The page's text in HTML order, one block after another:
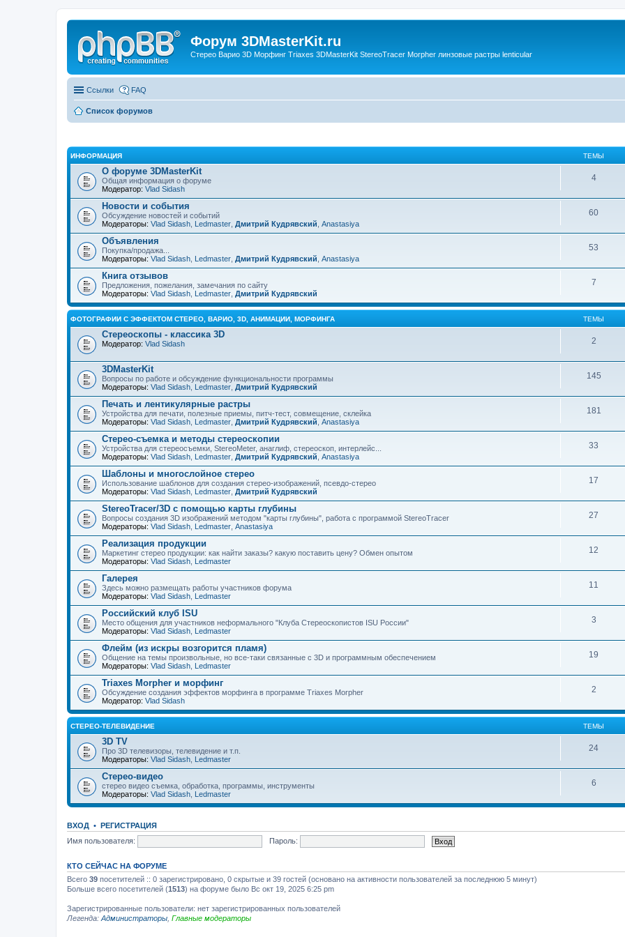
Форум 3DMasterKit.ru
Стерео Варио 3D Морфинг Triaxes 3DMasterKit StereoTracer Morpher линзовые растры lenticular
Ссылки FAQ
Список форумов
ИНФОРМАЦИЯ ТЕМЫ
О форуме 3DMasterKit
Общая информация о форуме
Модератор: Vlad Sidash
4
Новости и события
Обсуждение новостей и событий
Модераторы: Vlad Sidash Ledmaster Дмитрий Кудрявский Anastasiya
60
Объявления
Покупка/продажа...
Модераторы: Vlad Sidash Ledmaster Дмитрий Кудрявский Anastasiya
53
Книга отзывов
Предложения, пожелания, замечания по сайту
Модераторы: Vlad Sidash Ledmaster Дмитрий Кудрявский
7
ФОТОГРАФИИ С ЭФФЕКТОМ СТЕРЕО, ВАРИО, 3D, АНИМАЦИИ, МОРФИНГА ТЕМЫ
Стереоскопы - классика 3D
Модератор: Vlad Sidash 2
3DMasterKit
Вопросы по работе и обсуждение функциональности программы
Модераторы: Vlad Sidash Ledmaster Дмитрий Кудрявский
145
Печать и лентикулярные растры
Устройства для печати, полезные приемы, питч-тест, совмещение, склейка
Модераторы: Vlad Sidash Ledmaster Дмитрий Кудрявский Anastasiya
181
Стерео-съемка и методы стереоскопии
Устройства для стереосъемки, StereoMeter, анаглиф, стереоскоп, интерлейс...
Модераторы: Vlad Sidash Ledmaster Дмитрий Кудрявский Anastasiya
33
Шаблоны и многослойное стерео
Использование шаблонов для создания стерео-изображений, псевдо-стерео
Модераторы: Vlad Sidash Ledmaster Дмитрий Кудрявский
17
StereoTracer/3D с помощью карты глубины
Вопросы создания 3D изображений методом "карты глубины", работа с программой StereoTracer
Модераторы: Vlad Sidash Ledmaster Anastasiya
27
Реализация продукции
Маркетинг стерео продукции: как найти заказы? какую поставить цену? Обмен опытом
Модераторы: Vlad Sidash Ledmaster
12
Галерея
Здесь можно размещать работы участников форума
Модераторы: Vlad Sidash Ledmaster
11
Российский клуб ISU
Место общения для участников неформального "Клуба Стереоскопистов ISU России"
Модераторы: Vlad Sidash Ledmaster
3
Флейм (из искры возгорится пламя)
Общение на темы произвольные, но все-таки связанные с 3D и программным обеспечением
Модераторы: Vlad Sidash Ledmaster
19
Triaxes Morpher и морфинг
Обсуждение создания эффектов морфинга в программе Triaxes Morpher
Модератор: Vlad Sidash
2
СТЕРЕО-ТЕЛЕВИДЕНИЕ ТЕМЫ
3D TV
Про 3D телевизоры, телевидение и т.п.
Модераторы: Vlad Sidash Ledmaster
24
Стерео-видео
стерео видео съемка, обработка, программы, инструменты
Модераторы: Vlad Sidash Ledmaster
6
ВХОД • РЕГИСТРАЦИЯ
Имя пользователя:
Пароль:
КТО СЕЙЧАС НА ФОРУМЕ
Всего 39 посетителей :: 0 зарегистрировано, 0 скрытые и 39 гостей (основано на активности пользователей за последнюю 5 минут)
Больше всего посетителей (1513) на форуме было Вс окт 19, 2025 6:25 pm
Зарегистрированные пользователи: нет зарегистрированных пользователей
Легенда: Администраторы Главные модераторы